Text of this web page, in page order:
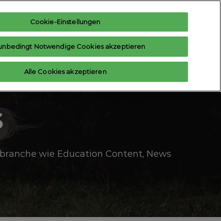
anmelden Aussteller anfragen
Aussteller-Hub
wie Education Content, News
Cookie-Einstellungen
Notwendige Cookies akzeptieren
Alle Cookies akzeptieren